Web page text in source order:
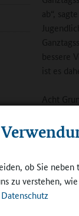
ob Sie
zu verstehen,
Datenschutz
ab“,
ist es
Acht
möchte
der
Diese